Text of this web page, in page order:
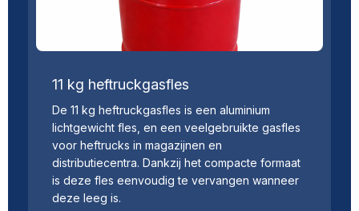
11 kg heftruckgasfles
De 11 kg heftruckgasfles is een aluminium
lichtgewicht fles, en een veelgebruikte gasfles
voor heftrucks in magazijnen en
distributiecentra. Dankzij het compacte formaat
is deze fles eenvoudig te vervangen wanneer
deze leeg is.